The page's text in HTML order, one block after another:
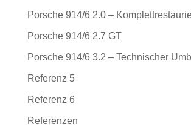
Porsche 914/6 2.0 –
Porsche 914/6 2.7 GT
Porsche 914/6 3.2 – Technischer
Referenz 5
Referenz 6
Referenzen